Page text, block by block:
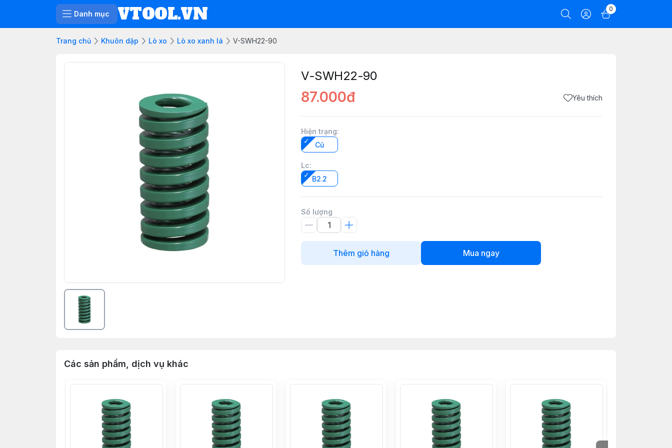
Danh mục VTOOL.VN 0
Trang chủ Khuôn dập Lò xo Lò xo xanh lá V-SWH22-90
V-SWH22-90
87.000đ Yêu thích
Hiện trạng:
Cũ
Lc:
B2.2
Số lượng
Thêm giỏ hàng Mua ngay
Các sản phẩm, dịch vụ khác